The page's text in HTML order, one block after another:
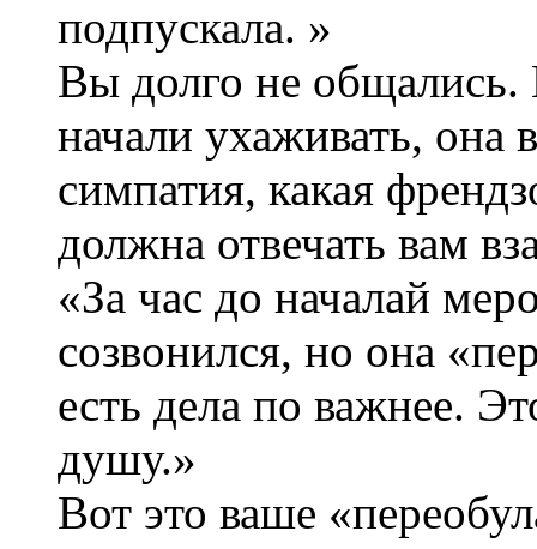
подпускала. »
Вы долго не
начали ухаживать, она
симпатия, какая
должна отвечать вам
«За час до началай
созвонился, но она
есть дела по важнее.
душу.»
Вот это ваше